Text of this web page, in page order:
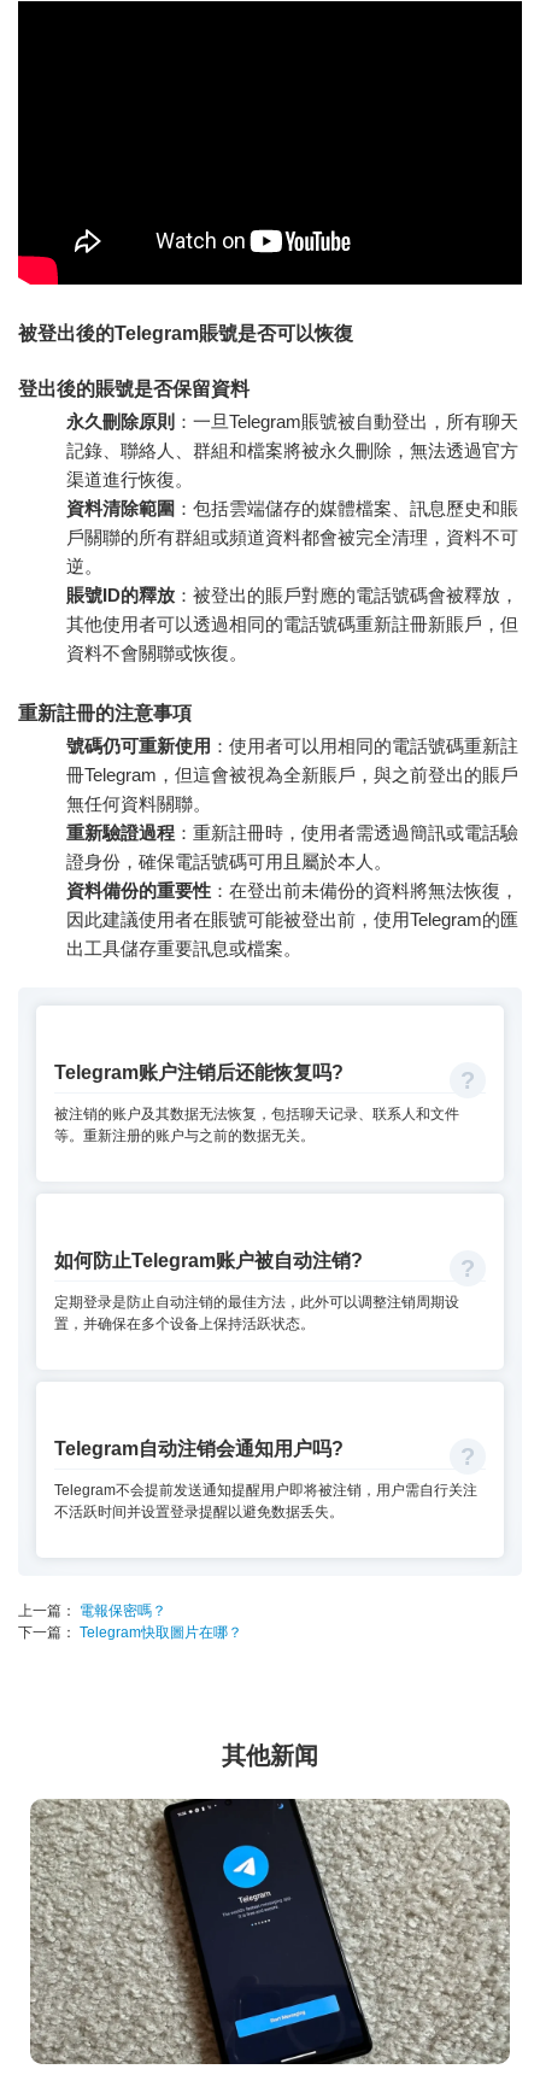
被登出後的Telegram賬號是否可以恢復
登出後的賬號是否保留資料
永久刪除原則 ：一旦Telegram賬號被自動登出，所有聊天
記錄、聯絡人、群組和檔案將被永久刪除，無法透過官方
渠道進行恢復。
資料清除範圍 ：包括雲端儲存的媒體檔案、訊息歷史和賬
戶關聯的所有群組或頻道資料都會被完全清理，資料不可
逆。
賬號ID的釋放 ：被登出的賬戶對應的電話號碼會被釋放，
其他使用者可以透過相同的電話號碼重新註冊新賬戶，但
資料不會關聯或恢復。
重新註冊的注意事項
號碼仍可重新使用 ：使用者可以用相同的電話號碼重新註
冊Telegram，但這會被視為全新賬戶，與之前登出的賬戶
無任何資料關聯。
重新驗證過程 ：重新註冊時，使用者需透過簡訊或電話驗
證身份，確保電話號碼可用且屬於本人。
資料備份的重要性 ：在登出前未備份的資料將無法恢復，
因此建議使用者在賬號可能被登出前，使用Telegram的匯
出工具儲存重要訊息或檔案。
Telegram账户注销后还能恢复吗?
被注销的账户及其数据无法恢复，包括聊天记录、联系人和文件
等。重新注册的账户与之前的数据无关。
如何防止Telegram账户被自动注销?
定期登录是防止自动注销的最佳方法，此外可以调整注销周期设
置，并确保在多个设备上保持活跃状态。
Telegram自动注销会通知用户吗?
Telegram不会提前发送通知提醒用户即将被注销，用户需自行关注
不活跃时间并设置登录提醒以避免数据丢失。
上一篇：
電報保密嗎？
下一篇： Telegram快取圖片在哪？
其他新闻